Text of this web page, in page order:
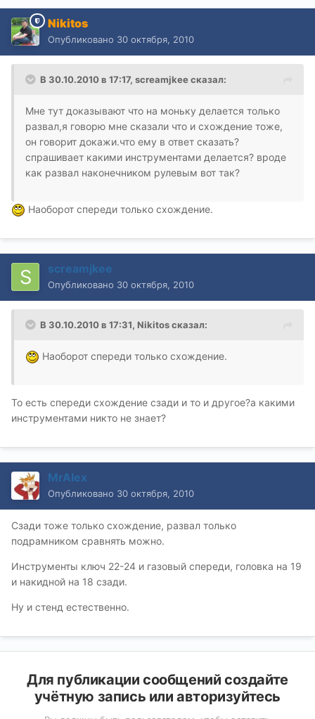
Nikitos
Опубликовано 30 октября, 2010
В 30.10.2010 в 17:17, screamjkee сказал:
Мне тут доказывают что на моньку делается только
развал,я говорю мне сказали что и схождение тоже,
он говорит докажи.что ему в ответ сказать?
спрашивает какими инструментами делается? вроде
как развал наконечником рулевым вот так?
Наоборот спереди только схождение.
screamjkee
Опубликовано 30 октября, 2010
В 30.10.2010 в 17:31, Nikitos сказал:
Наоборот спереди только схождение.
То есть спереди схождение сзади и то и другое?а какими
инструментами никто не знает?
MrAlex
Опубликовано 30 октября, 2010
Сзади тоже только схождение, развал только
подрамником сравнять можно.
Инструменты ключ 22-24 и газовый спереди, головка на 19
и накидной на 18 сзади.
Ну и стенд естественно.
Для публикации сообщений создайте
учётную запись или авторизуйтесь